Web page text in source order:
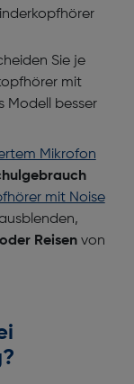
Sie je
mit
Modell besser
Mikrofon
mit Noise
Reisenvon